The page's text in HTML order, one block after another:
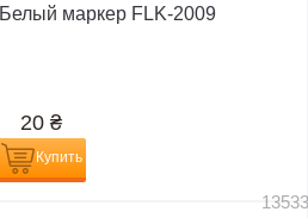
Белый маркер FLK-2009
20 ₴
Купить